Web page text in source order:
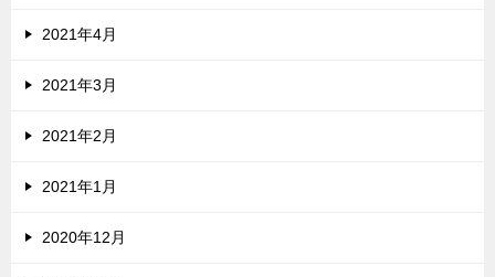
2021年4月
2021年3月
2021年2月
2021年1月
2020年12月